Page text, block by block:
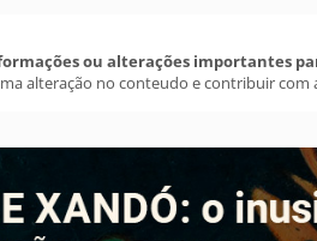
ou alterações importantes
alteração no conteudo e contribuir com